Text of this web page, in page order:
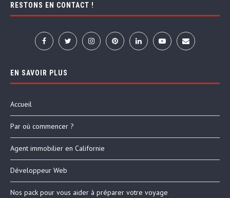
RESTONS EN CONTACT !
EN SAVOIR PLUS
Accueil
Par où commencer ?
Agent immobilier en Californie
Développeur Web
Nos pack pour vous aider à préparer votre voyage